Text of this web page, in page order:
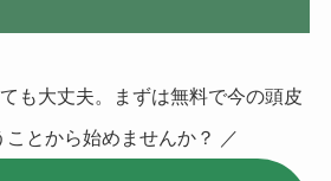
も大丈夫。まずは無料で今の頭皮
ことから始めませんか？ ／